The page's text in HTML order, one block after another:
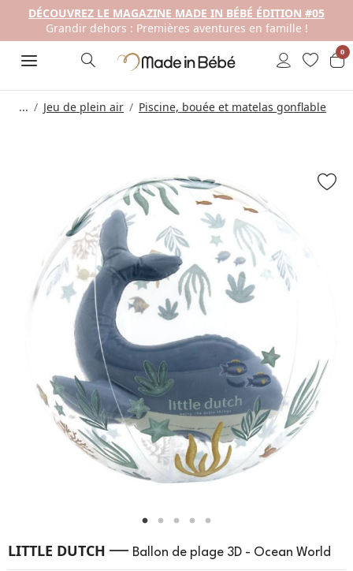
DÉCOUVREZ LE MAGAZINE MADE IN BÉBÉ ÉDITION #05
Grandir dehors : Premières aventures en famille !
0
... Jeu de plein air Piscine, bouée et matelas gonflable
LITTLE DUTCH — Ballon de plage 3D - Ocean World